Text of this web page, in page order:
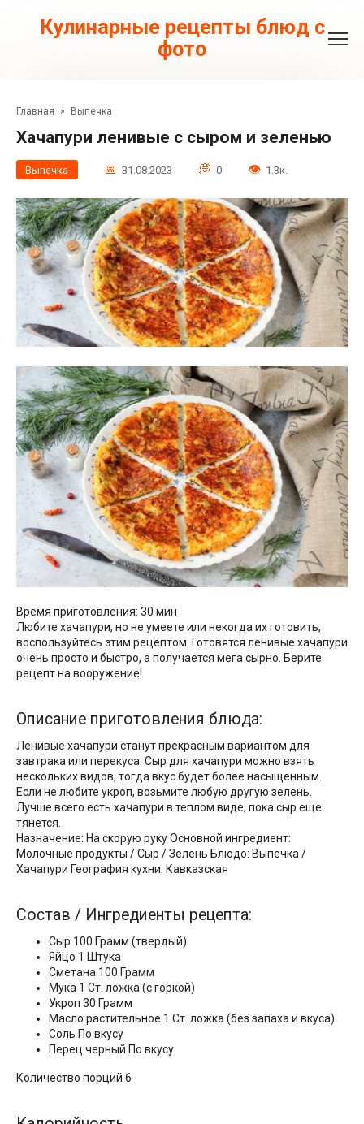
контентуКулинарные рецепты блюд с
фото
Главная » Выпечка
Хачапури ленивые с сыром и зеленью
Выпечка 31.08.2023 0 1.3к.
Время приготовления: 30 мин
Любите хачапури, но не умеете или некогда их готовить,
воспользуйтесь этим рецептом. Готовятся ленивые хачапури
очень просто и быстро, а получается мега сырно. Берите
рецепт на вооружение!
Описание приготовления блюда:
Ленивые хачапури станут прекрасным вариантом для
завтрака или перекуса. Сыр для хачапури можно взять
нескольких видов, тогда вкус будет более насыщенным.
Если не любите укроп, возьмите любую другую зелень.
Лучше всего есть хачапури в теплом виде, пока сыр еще
тянется.
Назначение: На скорую руку Основной ингредиент:
Молочные продукты / Сыр / Зелень Блюдо: Выпечка /
Хачапури География кухни: Кавказская
Состав / Ингредиенты рецепта:
Сыр 100 Грамм (твердый)
Яйцo 1 Штука
Сметанa 100 Грамм
Мука 1 Ст. ложка (с горкой)
Укроп 30 Грамм
Масло растительное 1 Ст. ложка (без запаха и вкуса)
Соль По вкусу
Перец черный По вкусу
Количество порций 6